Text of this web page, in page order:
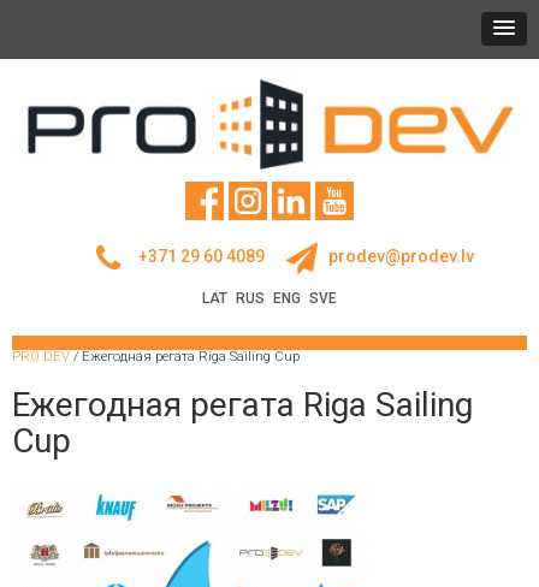
+371 29 60 4089 prodev@prodev.lv
LAT RUS ENG SVE
PRO DEV / Ежегодная pегата Riga Sailing Cup
Ежегодная pегата Riga Sailing
Cup